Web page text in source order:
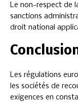
Le non-respect de
sanctions
droit national
Les régulations
les sociétés de
exigences en